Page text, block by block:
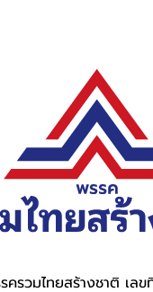
ครวมไทยสร้างชาติ เล